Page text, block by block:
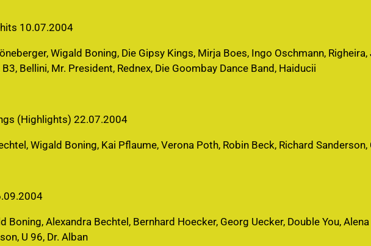
10.07.2004
Wigald Boning, Die Gipsy Kings, Mirja Boes, Ingo Oschmann,
B3, Bellini, Mr. President, Rednex, Die Goombay Dance Band, Haiducii
(Highlights) 22.07.2004
Wigald Boning, Kai Pflaume, Verona Poth, Robin Beck, Richard
Boning, Alexandra Bechtel, Bernhard Hoecker, Georg Uecker, Double You,
U 96, Dr. Alban